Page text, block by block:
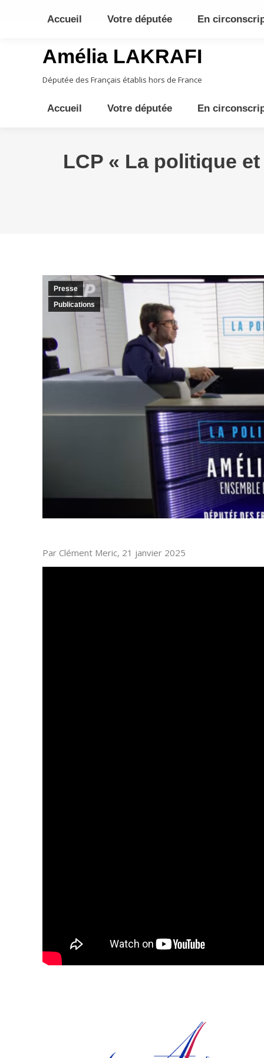
Amélia LAKRAFI
Députée des Français établis hors de France
Accueil Votre députée En
LCP « La politique
Presse
Publications
Par Clément Meric, 21 janvier 2025
Accueil Votre députée En